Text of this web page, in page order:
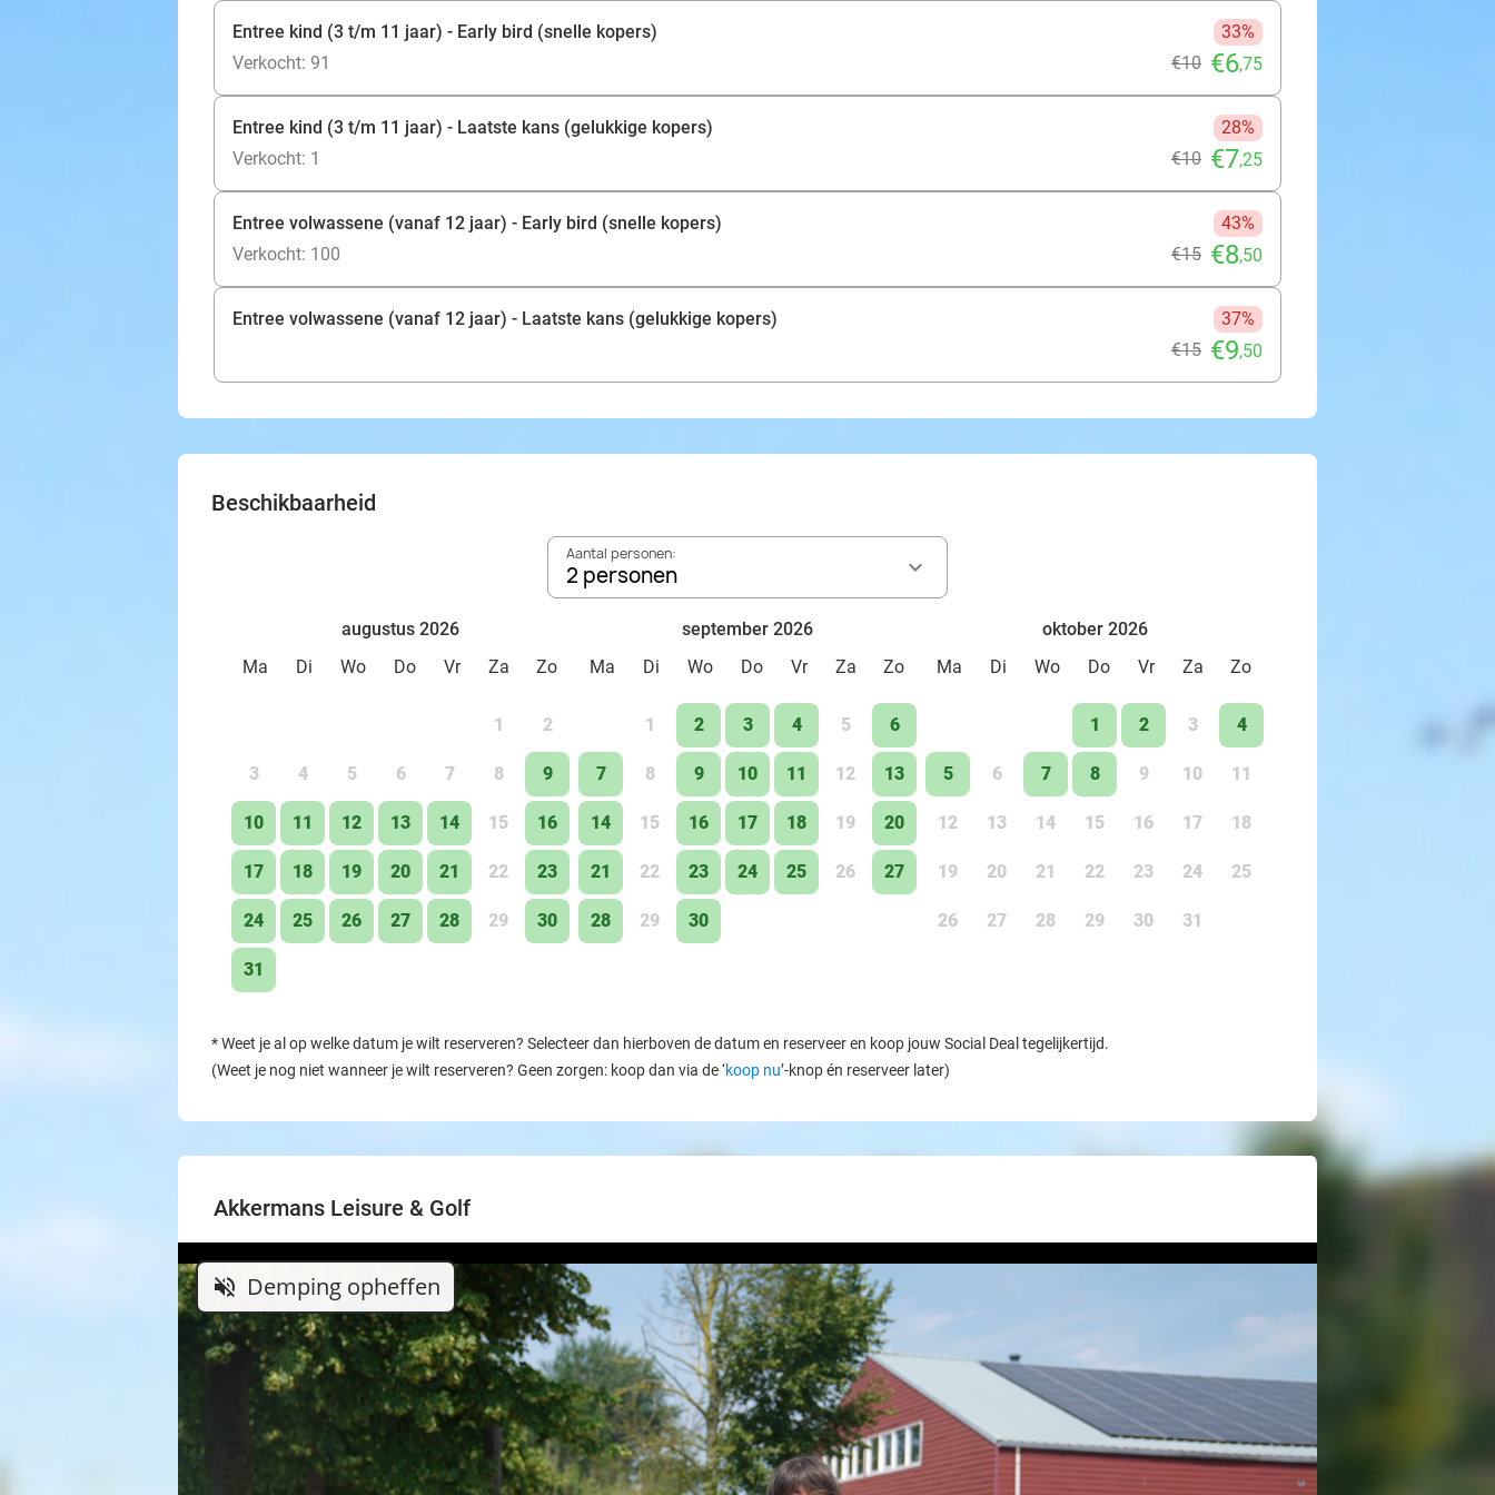
Entree kind (3 t/m 11 jaar) - Early bird (snelle kopers)
33%
Verkocht: 91
€10 €6,75
Entree kind (3 t/m 11 jaar) - Laatste kans (gelukkige kopers)
28%
Verkocht: 1
€10 €7,25
Entree volwassene (vanaf 12 jaar) - Early bird (snelle kopers)
43%
Verkocht: 100
€15 €8,50
Entree volwassene (vanaf 12 jaar) - Laatste kans (gelukkige kopers)
37%
€15 €9,50
Beschikbaarheid
Aantal personen:
2 personen
augustus 2026
Ma
Di Wo Do Vr Za Zo
1 2
3 4 5 6 7 8 9
10 11 12 13 14 15 16
17 18 19 20 21 22 23
24 25 26 27 28 29 30
31
september 2026
Ma
Di Wo Do Vr Za Zo
1 2 3 4 5 6
7 8 9 10 11 12 13
14 15 16 17 18 19 20
21 22 23 24 25 26 27
28 29 30
oktober 2026
Ma
Di Wo Do Vr Za Zo
1 2 3 4
5 6 7 8 9 10 11
12 13 14 15 16 17 18
19 20 21 22 23 24 25
26 27 28 29 30 31
*Weet je al op welke datum je wilt reserveren? Selecteer dan hierboven de datum en reserveer en koop jouw Social Deal tegelijkertijd.
(Weet je nog niet wanneer je wilt reserveren? Geen zorgen: koop dan via de ‘koop nu’-knop én reserveer later)
Akkermans Leisure & Golf
volume_off Demping opheffen